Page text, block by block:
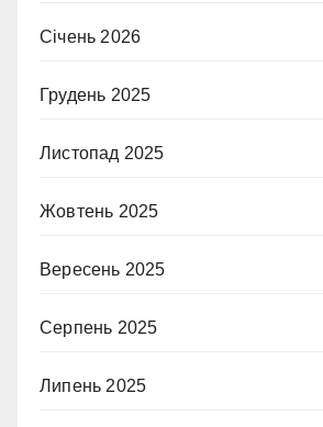
Січень 2026
Грудень 2025
Листопад 2025
Жовтень 2025
Вересень 2025
Серпень 2025
Липень 2025